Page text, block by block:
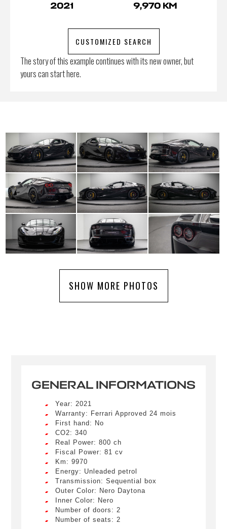
2021 9,970 KM
CUSTOMIZED SEARCH
The story of this example continues with its new owner, but
yours can start here.
SHOW MORE PHOTOS
GENERAL INFORMATIONS
Year: 2021
Warranty: Ferrari Approved 24 mois
First hand: No
CO2: 340
Real Power: 800 ch
Fiscal Power: 81 cv
Km: 9970
Energy: Unleaded petrol
Transmission: Sequential box
Outer Color: Nero Daytona
Inner Color: Nero
Number of doors: 2
Number of seats: 2